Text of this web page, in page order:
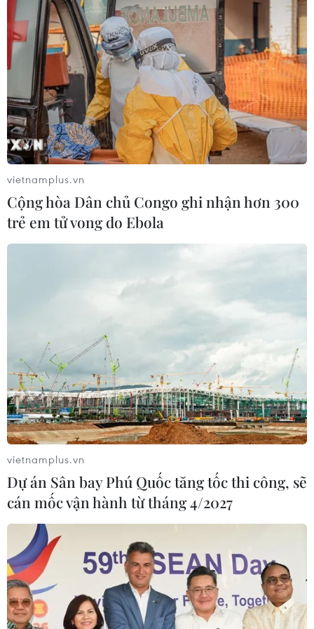
Nghị quyết số 80-NQ/TW: Hải Phòng
- bản sắc cửa biển và chiều sâu văn
hóa
07/08/2026 03:08
Việt Nam hướng tới trở
thành trung tâm văn hóa và sáng tạo
hàng đầu khu vực
06/08/2026 23:33
Buổi hòa nhạc kéo dài 639 năm vừa
mới hoàn thành 4% hành trình
Dự thảo Luật Kiến trúc: Bổ sung quy
định nhận diện bản sắc văn hóa dân
06/08/2026 11:29
Khởi động xét chọn Doanh nghiệp
đạt chuẩn văn hóa kinh doanh Việt
Nam 2026
06/08/2026 10:42
hóa Cơ Tu lần thứ 1
06/08/2026 10:38
Thanh Hóa dự kiến bắn pháo hoa vào
vietnamplus.vn
Cộng hòa Dân chủ Congo ghi nhận hơn 300
trẻ em tử vong do Ebola
vietnamplus.vn
Dự án Sân bay Phú Quốc tăng tốc thi công, sẽ
cán mốc vận hành từ tháng 4/2027